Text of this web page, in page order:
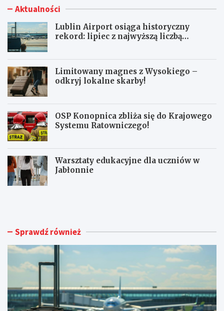
Aktualności
Lublin Airport osiąga historyczny
rekord: lipiec z najwyższą liczbą
Limitowany magnes z Wysokiego –
odkryj lokalne skarby!
OSP Konopnica zbliża się do Krajowego
Systemu Ratowniczego!
Warsztaty edukacyjne dla uczniów w
Jabłonnie
L
n
i
p
r
t
o
L
o
a
y
a
g
n
Sprawdź również